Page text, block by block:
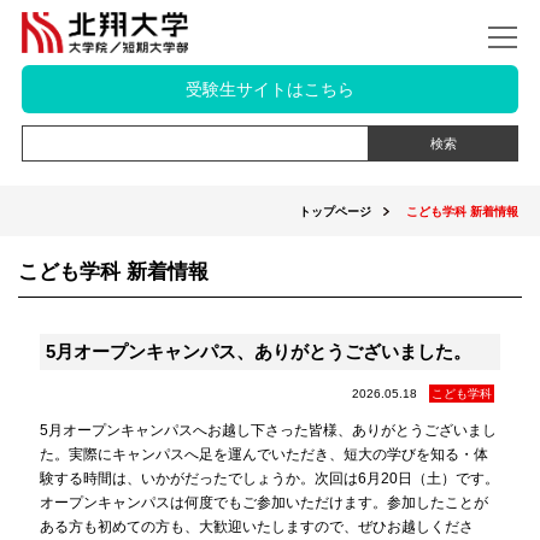
受験生サイトはこちら
トップページ こども学科 新着情報
こども学科 新着情報
5月オープンキャンパス、ありがとうございました。
2026.05.18 こども学科
5月オープンキャンパスへお越し下さった皆様、ありがとうございまし
た。実際にキャンパスへ足を運んでいただき、短大の学びを知る・体
験する時間は、いかがだったでしょうか。次回は6月20日（土）です。
オープンキャンパスは何度でもご参加いただけます。参加したことが
ある方も初めての方も、大歓迎いたしますので、ぜひお越しくださ